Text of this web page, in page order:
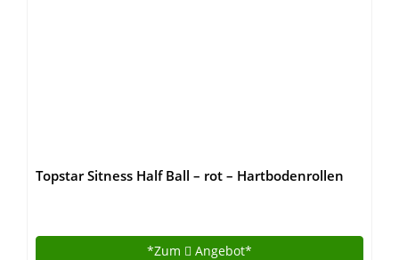
Topstar Sitness Half Ball – rot – Hartbodenrollen
*Zum Angebot*